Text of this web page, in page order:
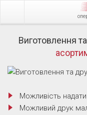
Виготовлення
Можливість
Можливий друк